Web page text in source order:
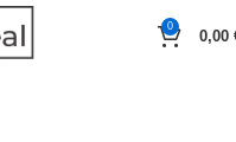
0
0,00